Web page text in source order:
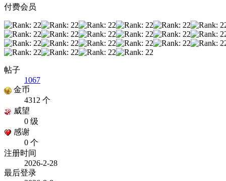
付费会员
帖子
1067
金币
4312 个
威望
0 级
感谢
0 个
注册时间
2026-2-28
最后登录